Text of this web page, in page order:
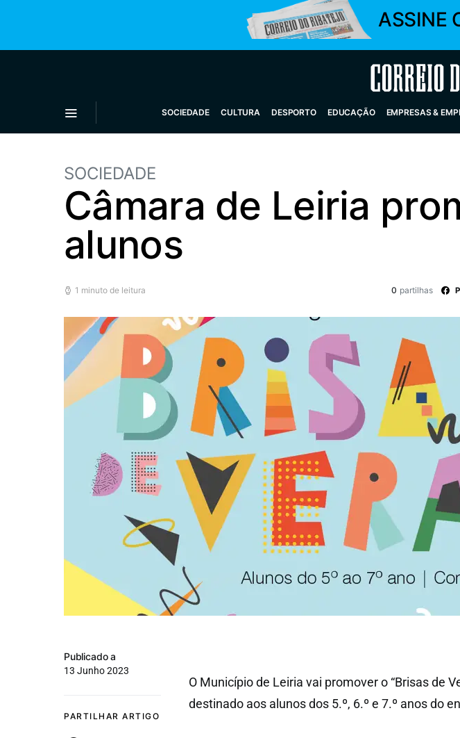
ASSINE
Correio do
SOCIEDADE CULTURA DESPORTO EDUCAÇÃO EMPRESAS &
SOCIEDADE
Câmara de Leiria
alunos
1 minuto de leitura 0 partilhas
Publicado a
13 Junho 2023
PARTILHAR ARTIGO
O Município de Leiria vai promover o “Brisas de
destinado aos alunos dos 5.º, 6.º e 7.º anos do